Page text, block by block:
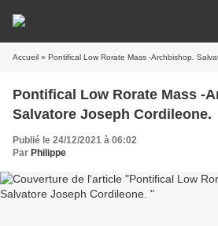
Accueil » Pontifical Low Rorate Mass -Archbishop.
Pontifical Low Rorate Mass -
Salvatore Joseph Cordileone.
Publié le 24/12/2021 à 06:02
Par Philippe